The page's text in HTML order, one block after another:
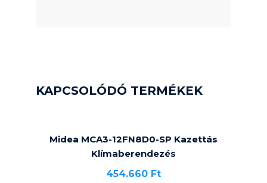
KAPCSOLÓDÓ TERMÉKEK
Midea MCA3-12FN8D0-SP Kazettás
Klímaberendezés
454.660 Ft